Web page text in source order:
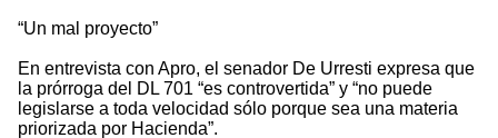
“Un mal proyecto”
En entrevista con Apro, el senador De Urresti expresa que
la prórroga del DL 701 “es controvertida” y “no puede
legislarse a toda velocidad sólo porque sea una materia
priorizada por Hacienda”.